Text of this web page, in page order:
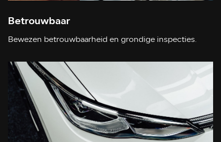
Betrouwbaar
Bewezen betrouwbaarheid en grondige inspecties.